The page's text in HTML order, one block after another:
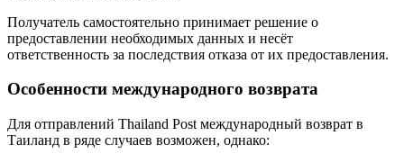
Получатель самостоятельно принимает решение о
предоставлении необходимых данных и несёт
ответственность за последствия отказа от их предоставления.
Особенности международного возврата
Для отправлений Thailand Post международный возврат в
Таиланд в ряде случаев возможен, однако: